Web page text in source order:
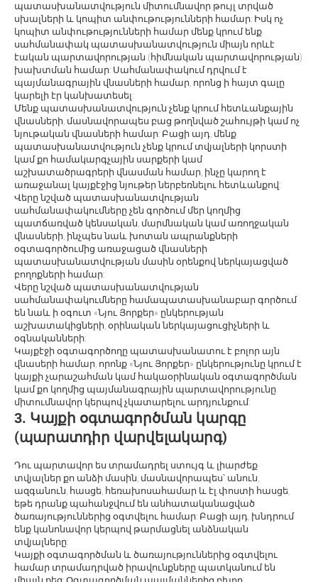
պատասխանատվություն միտումնավոր թույլ տրված
սխալների և կոպիտ անփութությունների համար: Իսկ ոչ
կոպիտ անփութությունների համար մենք կրում ենք
սահմանափակ պատասխանատվություն միայն որևէ
էական պարտավորության (հիմնական պարտավորության)
խախտման համար: Սահմանափակում դրվում է
պայմանագրային վնասների համար, որոնց ի հայտ գալը
կարելի էր կանխատեսել:
Մենք պատասխանատվություն չենք կրում հետևանքային
վնասների, մասնավորապես բաց թողնված շահույթի կամ ոչ
նյութական վնասների համար: Բացի այդ, մենք
պատասխանատվություն չենք կրում տվյալների կորստի
կամ քո համակարգչային սարքերի կամ
աշխատածրագրերի վնասման համար, ինչը կարող է
առաջանալ կայքէջից նյութեր ներբեռնելու հետևանքով:
Վերը նշված պատասխանատվության
սահմանափակումները չեն գործում մեր կողմից
պատճառված կենսական, մարմնական կամ առողջական
վնասների, ինչպես նաև խոտան ապրանքների
օգտագործումից առաջացած վնասների
պատասխանատվության մասին օրենքով ներկայացված
բողոքների համար:
Վերը նշված պատասխանատվության
սահմանափակումները համապատասխանաբար գործում
են նաև ի օգուտ «Նյու Յորքեր» ընկերության
աշխատակիցների, օրինական ներկայացուցիչների և
օգնականների:
Կայքէջի օգտագործողը պատասխանատու է բոլոր այն
վնասերի համար, որոնք «Նյու Յորքեր» ընկերությունը կրում է
կայքի չարաշահման կամ հակաօրինական օգտագործման
կամ քո կողմից պայմանագրային պարտավորությունը
միտումնավոր կերպով չկատարելու արդյունքում:
3. Կայքի օգտագործման կարգը
(պարատդիր վարվելակարգ)
Դու պարտավոր ես տրամադրել ստույգ և լիարժեք
տվյալներ քո անձի մասին, մասնավորապես՝ անուն,
ազգանուն, հասցե, հեռախոսահամար և էլ.փոստի հասցե,
եթե դրանք պահանջվում են անհատականացված
ծառայություններից օգտվելու համար: Բացի այդ, խնդրում
ենք կանոնավոր կերպով թարմացնել անձնական
տվյալները:
Կայքի օգտագործման և ծառայություններից օգտվելու
համար տրամադրված իրավունքները պատկանում են